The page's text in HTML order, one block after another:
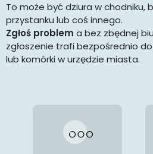
To może być dziura w chodniku,
przystanku lub coś innego.
Zgłoś problem a bez zbędnej
zgłoszenie trafi bezpośrednio
lub komórki w urzędzie miasta.